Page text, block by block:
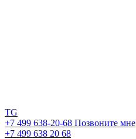
TG
+7 499 638-20-68 Позвоните мне
+7 499 638 20 68